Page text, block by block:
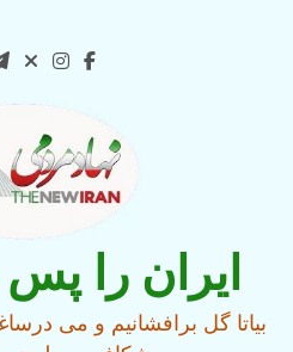
ایران را
بیاتا گل برافشانیم و می